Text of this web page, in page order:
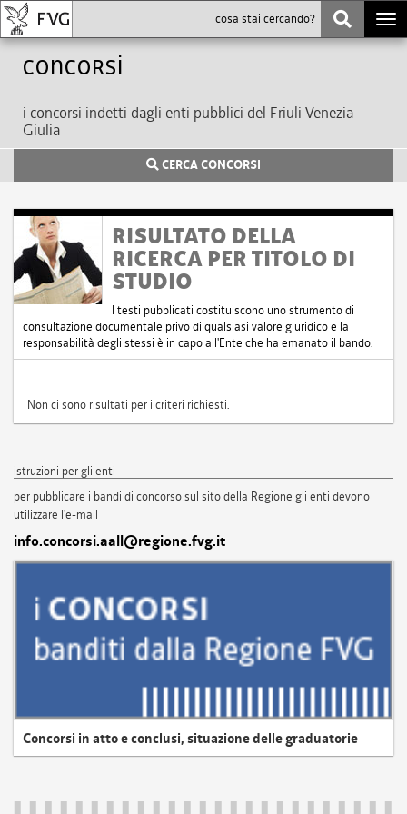
Concorsi
i concorsi indetti dagli enti pubblici del Friuli Venezia
Giulia
CERCA CONCORSI
RISULTATO DELLA
RICERCA PER TITOLO DI
STUDIO
I testi pubblicati costituiscono uno strumento di
consultazione documentale privo di qualsiasi valore giuridico e la
responsabilità degli stessi è in capo all'Ente che ha emanato il bando.
Non ci sono risultati per i criteri richiesti.
istruzioni per gli enti
per pubblicare i bandi di concorso sul sito della Regione gli enti devono
utilizzare l'e-mail
info.concorsi.aall@regione.fvg.it
Concorsi in atto e conclusi, situazione delle graduatorie